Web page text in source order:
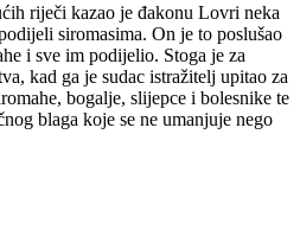
riječi kazao je đakonu Lovri neka
siromasima. On je to poslušao
i sve im podijelio. Stoga je za
kad ga je sudac istražitelj upitao za
bogalje, slijepce i bolesnike te
blaga koje se ne umanjuje nego